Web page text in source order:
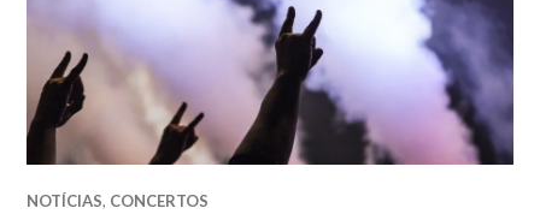
NOTÍCIAS, CONCERTOS